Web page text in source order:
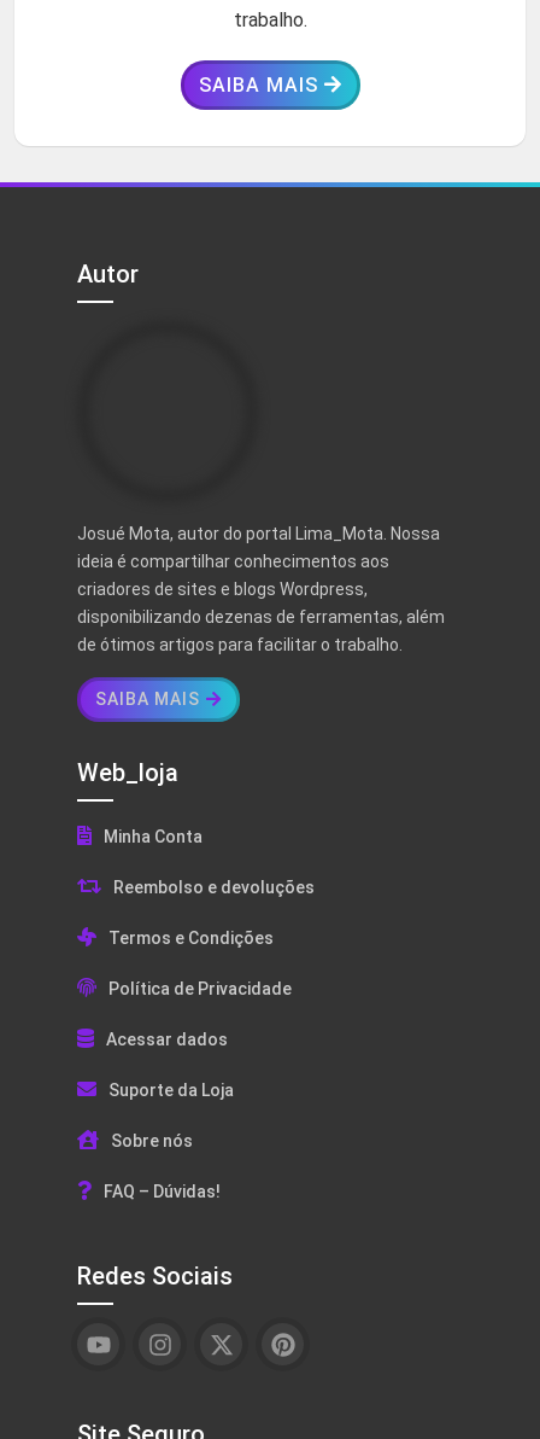
trabalho.
SAIBA MAIS
Autor
Josué Mota, autor do portal Lima_Mota. Nossa
ideia é compartilhar conhecimentos aos
criadores de sites e blogs Wordpress,
disponibilizando dezenas de ferramentas, além
de ótimos artigos para facilitar o trabalho.
SAIBA MAIS
Web_loja
Minha Conta
Reembolso e devoluções
Termos e Condições
Política de Privacidade
Acessar dados
Suporte da Loja
Sobre nós
FAQ – Dúvidas!
Redes Sociais